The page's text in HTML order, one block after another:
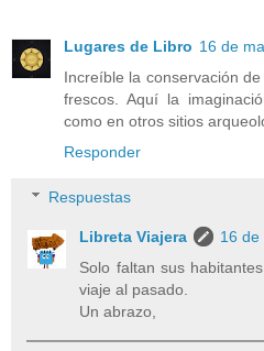
Lugares de Libro 16 de
Increíble la conservación
frescos. Aquí la
como en otros sitios
Responder
Respuestas
Libreta Viajera
16 de
Solo faltan sus
viaje al pasado.
Un abrazo,